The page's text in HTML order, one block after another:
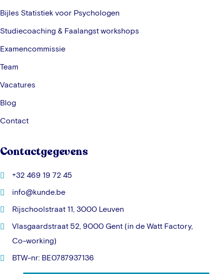
Bijles Statistiek voor Psychologen
Studiecoaching & Faalangst workshops
Examencommissie
Team
Vacatures
Blog
Contact
Contactgegevens
+32 469 19 72 45
info@kunde.be
Rijschoolstraat 11, 3000 Leuven
Vlasgaardstraat 52, 9000 Gent (in de Watt Factory,
Co-working)
BTW-nr: BE0787937136